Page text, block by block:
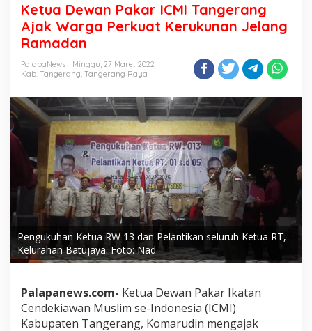
Ketua Dewan Pakar ICMI Tangerang
Ajak Warga Perkuat Kerukunan Jelang
Ramadan
PalapaNews
Minggu, 27 Maret 2022
Kab. Tangerang, Tangerang Raya
Pengukuhan Ketua RW 13 dan Pelantikan seluruh Ketua RT,
Kelurahan Batujaya. Foto: Nad
Palapanews.com- Ketua Dewan Pakar Ikatan
Cendekiawan Muslim se-Indonesia (ICMI)
Kabupaten Tangerang, Komarudin mengajak